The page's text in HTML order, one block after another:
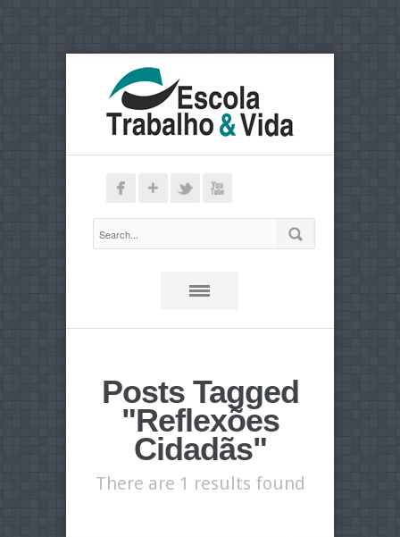
Posts Tagged
"Reflexões
Cidadãs"
There are 1 results found